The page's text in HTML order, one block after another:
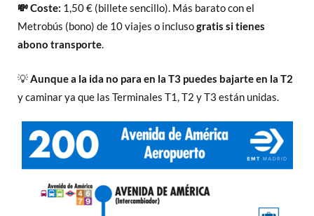
💸 Coste: 1,50 € (billete sencillo). Más barato con el
Metrobús (bono) de 10 viajes o inclusogratis si tienes
abono transporte.
💡 Aunque a la ida no para en la T3 puedes bajarte en la T2
y caminar ya que las Terminales T1, T2 y T3 están unidas.